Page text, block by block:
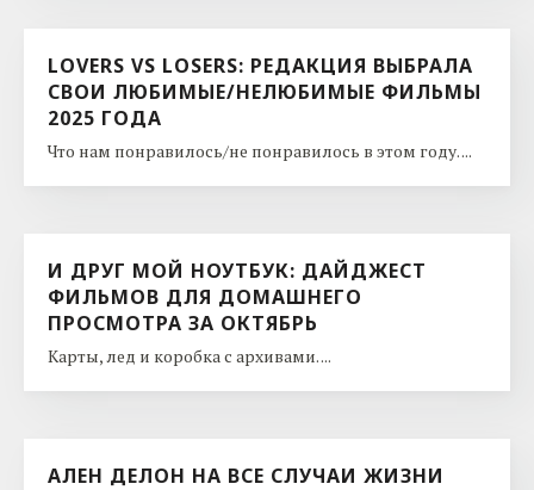
LOVERS VS LOSERS: РЕДАКЦИЯ ВЫБРАЛА
СВОИ ЛЮБИМЫЕ/НЕЛЮБИМЫЕ ФИЛЬМЫ
2025 ГОДА
Что нам понравилось/не понравилось в этом году. ...
И ДРУГ МОЙ НОУТБУК: ДАЙДЖЕСТ
ФИЛЬМОВ ДЛЯ ДОМАШНЕГО
ПРОСМОТРА ЗА ОКТЯБРЬ
Карты, лед и коробка с архивами. ...
АЛЕН ДЕЛОН НА ВСЕ СЛУЧАИ ЖИЗНИ